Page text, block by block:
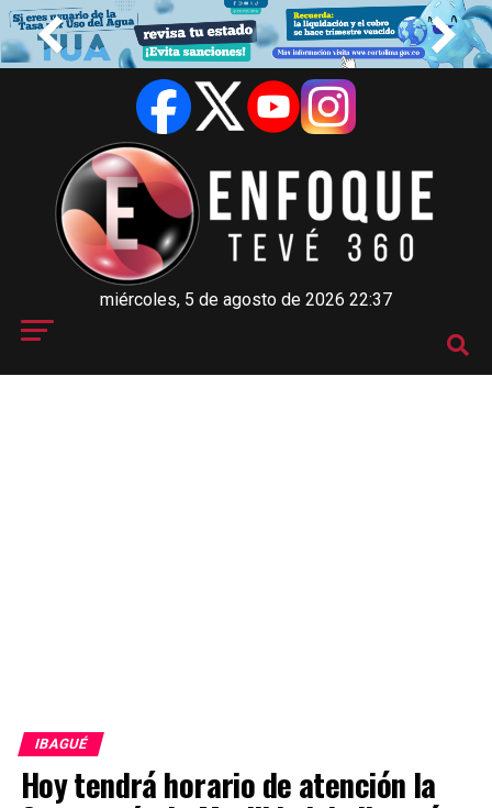
miércoles, 5 de agosto de 2026 22:37
IBAGUÉ
Hoy tendrá horario de atención la